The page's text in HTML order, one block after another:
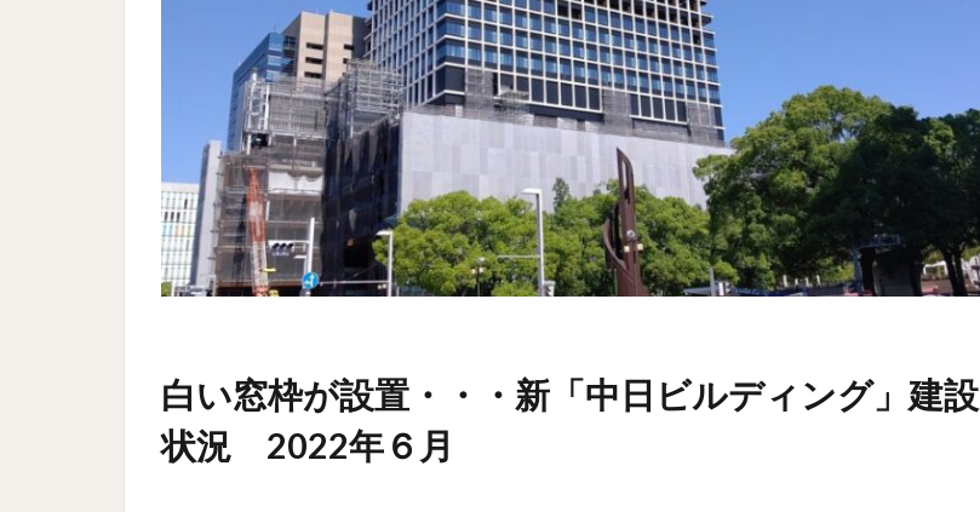
白い窓枠が設置・・・新「中日ビルディング」建設
状況 2022年６月